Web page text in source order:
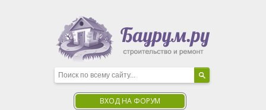
ВХОД НА ФОРУМ